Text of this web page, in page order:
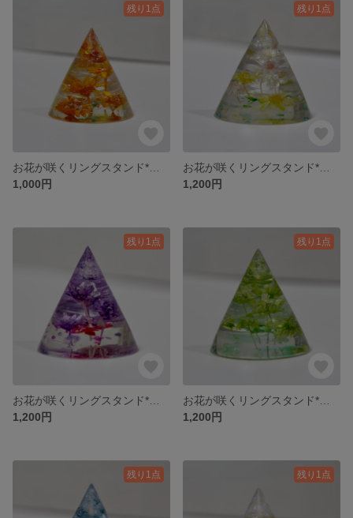
残り1点
1,000円
残り1点
1,200円
残り1点
1,200円
残り1点
1,200円
残り1点 残り1点